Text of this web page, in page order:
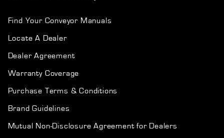
Find Your Conveyor Manuals
Locate A Dealer
Dealer Agreement
Warranty Coverage
Purchase Terms & Conditions
Brand Guidelines
Mutual Non-Disclosure Agreement for Dealers